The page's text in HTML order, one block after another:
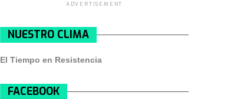
ADVERTISEMENT
NUESTRO CLIMA
El Tiempo en Resistencia
FACEBOOK